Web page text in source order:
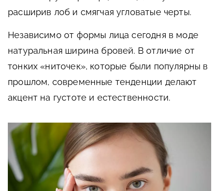
расширив лоб и смягчая угловатые черты.
Независимо от формы лица сегодня в моде
натуральная ширина бровей. В отличие от
тонких «ниточек», которые были популярны в
прошлом, современные тенденции делают
акцент на густоте и естественности.